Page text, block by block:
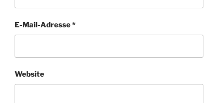
E-Mail-Adresse*
Website